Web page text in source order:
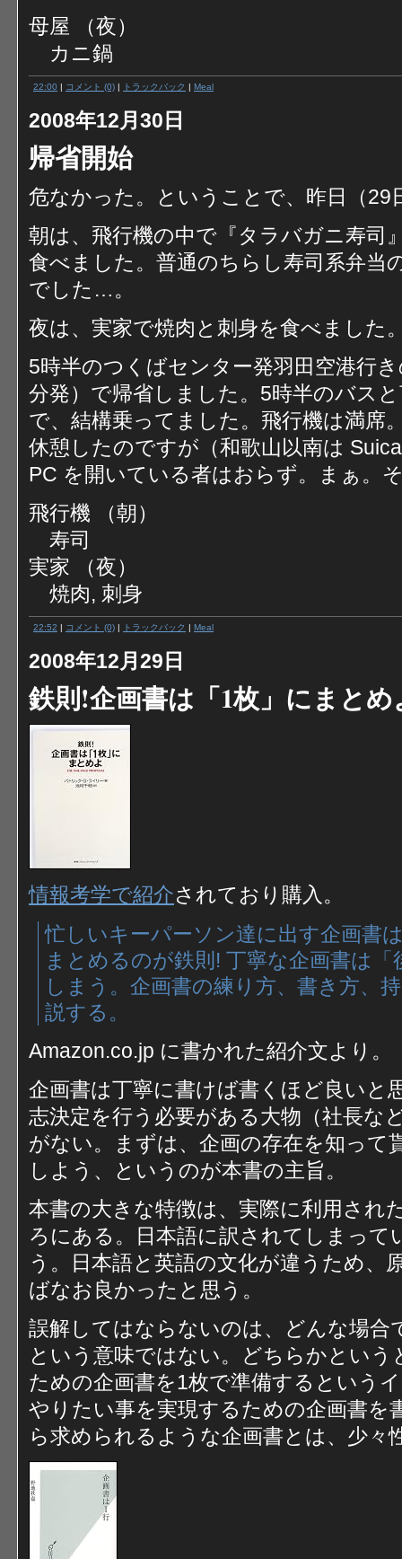
母屋 （夜）
カニ鍋
22:00 | コメント (0) | トラックバック | Meal
2008年12月30日
帰省開始
危なかった。ということで、昨日（29
朝は、飛行機の中で『タラバガニ寿司
食べました。普通のちらし寿司系弁当
でした…。
夜は、実家で焼肉と刺身を食べました
5時半のつくばセンター発羽田空港行
分発）で帰省しました。5時半のバス
で、結構乗ってました。飛行機は満席
休憩したのですが（和歌山以南は
PC を開いている者はおらず。まぁ。
飛行機 （朝）
寿司
実家 （夜）
焼肉, 刺身
22:52 | コメント (0) | トラックバック | Meal
2008年12月29日
鉄則!企画書は「1枚」にまとめ
情報考学で紹介されており購入。
忙しいキーパーソン達に出す企画書
まとめるのが鉄則! 丁寧な企画書は
しまう。企画書の練り方、書き方、
説する。
Amazon.co.jp に書かれた紹介文より。
企画書は丁寧に書けば書くほど良いと
志決定を行う必要がある大物（社長な
がない。まずは、企画の存在を知って
しよう、というのが本書の主旨。
本書の大きな特徴は、実際に利用され
ろにある。日本語に訳されてしまって
う。日本語と英語の文化が違うため、
ばなお良かったと思う。
誤解してはならないのは、どんな場合
という意味ではない。どちらかとい
ための企画書を1枚で準備するという
やりたい事を実現するための企画書を
ら求められるような企画書とは、少々